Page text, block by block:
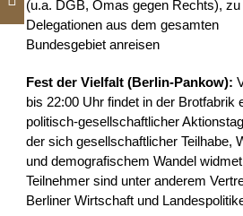
(u.a. DGB, Omas gegen Rechts), zu
Delegationen aus dem gesamten
Bundesgebiet anreisen
Fest der Vielfalt (Berlin-Pankow):
bis 22:00 Uhr findet in der Brotfabrik
politisch-gesellschaftlicher
der sich gesellschaftlicher Teilhabe,
und demografischem Wandel
Teilnehmer sind unter anderem
Berliner Wirtschaft und